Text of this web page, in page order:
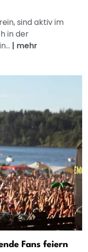
sind aktiv im
in der
| mehr
Fans feiern